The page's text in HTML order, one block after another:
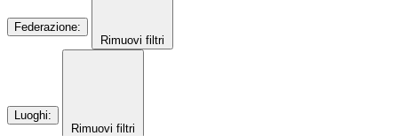
Federazione:
Rimuovi filtri
Luoghi:
Rimuovi filtri